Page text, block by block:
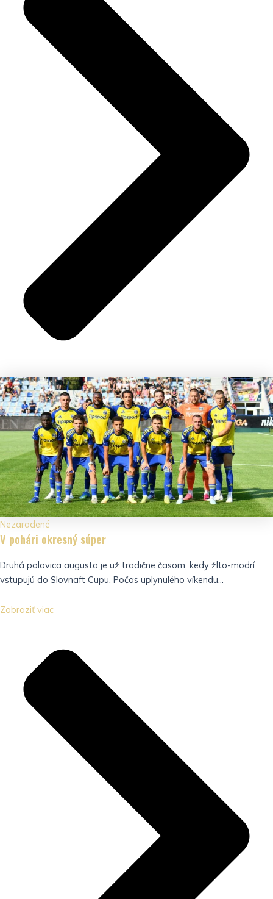
Nezaradené
V pohári okresný súper
Druhá polovica augusta je už tradične časom, kedy žlto-modrí
vstupujú do Slovnaft Cupu. Počas uplynulého víkendu...
Zobraziť viac